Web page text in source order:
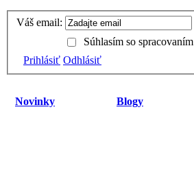
Váš email:
Súhlasím so spracovaním
Prihlásiť Odhlásiť
Novinky Blogy